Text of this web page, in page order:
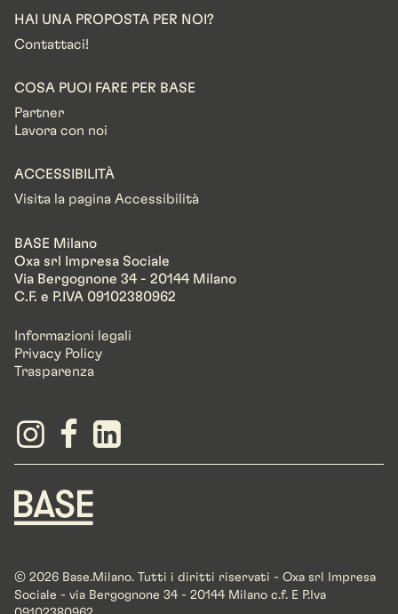
HAI UNA PROPOSTA PER NOI?
Contattaci!
COSA PUOI FARE PER BASE
Partner
Lavora con noi
ACCESSIBILITÀ
Visita la pagina Accessibilità
BASE Milano
Oxa srl Impresa Sociale
Via Bergognone 34 - 20144 Milano
C.F. e P.IVA 09102380962
Informazioni legali
Privacy Policy
Trasparenza
© 2026 Base.Milano. Tutti i diritti riservati - Oxa srl Impresa
Sociale - via Bergognone 34 - 20144 Milano c.f. E P.Iva